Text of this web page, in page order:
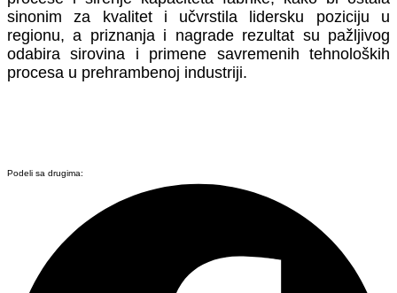
sinonim za kvalitet i učvrstila lidersku poziciju u
regionu, a priznanja i nagrade rezultat su pažljivog
odabira sirovina i primene savremenih tehnoloških
procesa u prehrambenoj industriji.
Podeli sa drugima: